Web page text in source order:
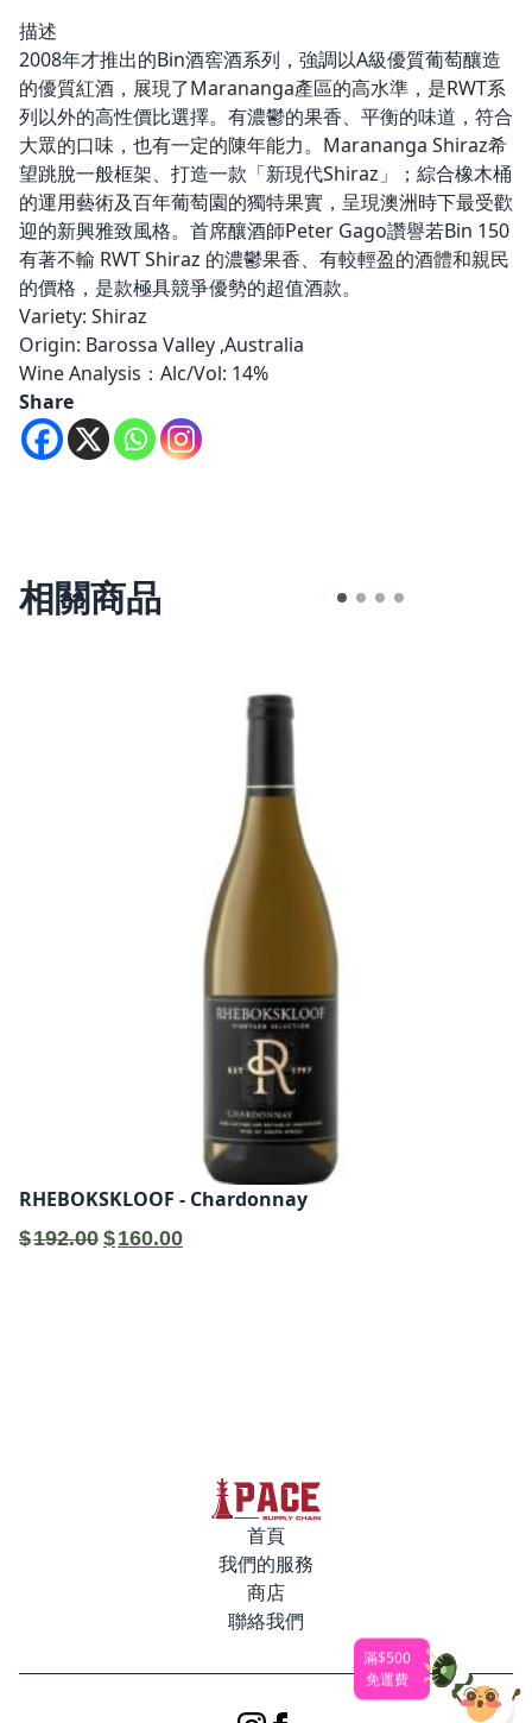
滿$500
免運費
描述
2008年才推出的Bin酒窖酒系列，強調以A級優質葡萄釀造
的優質紅酒，展現了Marananga產區的高水準，是RWT系
列以外的高性價比選擇。有濃鬱的果香、平衡的味道，符合
大眾的口味，也有一定的陳年能力。Marananga Shiraz希
望跳脫一般框架、打造一款「新現代Shiraz」；綜合橡木桶
的運用藝術及百年葡萄園的獨特果實，呈現澳洲時下最受歡
迎的新興雅致風格。首席釀酒師Peter Gago讚譽若Bin 150
有著不輸 RWT Shiraz 的濃鬱果香、有較輕盈的酒體和親民
的價格，是款極具競爭優勢的超值酒款。
Variety: Shiraz
Origin: Barossa Valley ,Australia
Wine Analysis：Alc/Vol: 14%
Share
相關商品
RHEBOKSKLOOF - Chardonnay
$192.00 原
$160.00目
首頁
我們的服務
商店
聯絡我們